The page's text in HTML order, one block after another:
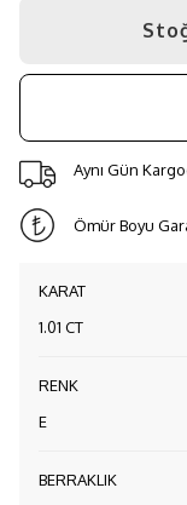
Aynı Gün
Ömür Boyu
KARAT
1.01 CT
RENK
E
BERRAKLIK